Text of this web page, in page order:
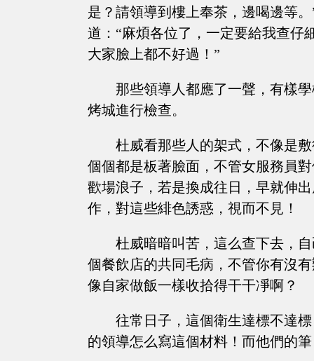
是？請領導到樓上奉茶，邊喝邊等
道：“麻煩各位了，一定要給我查仔
大家臉上都不好過！”
那些領導人都應了一聲，有樣
烤城進行檢查。
杜威看那些人的架式，不像是
個個都是板著臉面，不管女服務員
歡場浪子，若是換成往日，早就伸
作，對這些緋色誘惑，視而不見！
杜威暗暗叫苦，這么查下去，
個餐飲店的共同毛病，不管你有沒
像自家做飯一樣收拾得干干凈啊？
往常日子，這個衛生達標不達
的領導怎么寫這個材料！而他們的